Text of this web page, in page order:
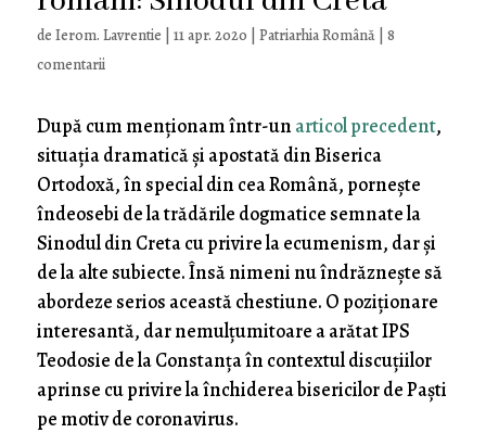
de Ierom. Lavrentie 11 apr. 2020 Patriarhia Română| 8
comentarii
După cum menționam într-un articol precedent,
situația dramatică și apostată din Biserica
Ortodoxă, în special din cea Română, pornește
îndeosebi de la trădările dogmatice semnate la
Sinodul din Creta cu privire la ecumenism, dar și
de la alte subiecte. Însă nimeni nu îndrăznește să
abordeze serios această chestiune. O poziționare
interesantă, dar nemulțumitoare a arătat IPS
Teodosie de la Constanța în contextul discuțiilor
aprinse cu privire la închiderea bisericilor de Paști
pe motiv de coronavirus.